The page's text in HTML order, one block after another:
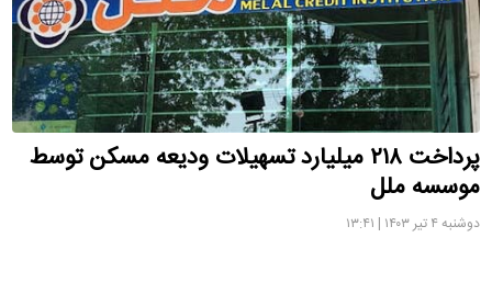
پرداخت ۲۱۸ میلیارد تسهیلات ودیعه مسکن توسط
موسسه ملل
دوشنبه ۴ تیر ۱۴۰۳ | ۱۳:۴۱